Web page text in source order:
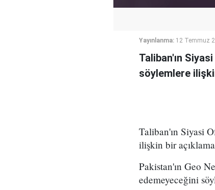
Yayınlanma: 12 Temmuz
Taliban'ın
söylemlere
Taliban'ın Siyasi
ilişkin bir
Pakistan'ın Geo
edemeyeceğini